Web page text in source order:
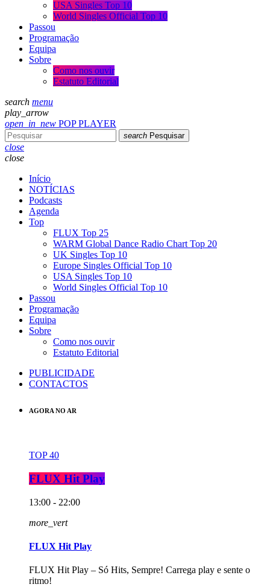
USA Singles Top 10
World Singles Official Top 10
Passou
Programação
Equipa
Sobre
Como nos ouvir
Estatuto Editorial
search menu
play_arrow
open_in_new POP PLAYER
search Pesquisar
close
close
Início
NOTÍCIAS
Podcasts
Agenda
Top
FLUX Top 25
WARM Global Dance Radio Chart Top 20
UK Singles Top 10
Europe Singles Official Top 10
USA Singles Top 10
World Singles Official Top 10
Passou
Programação
Equipa
Sobre
Como nos ouvir
Estatuto Editorial
PUBLICIDADE
CONTACTOS
AGORA NO AR
TOP 40
FLUX Hit Play
13:00 - 22:00
more_vert
FLUX Hit Play
FLUX Hit Play – Só Hits, Sempre! Carrega play e sente o
ritmo!